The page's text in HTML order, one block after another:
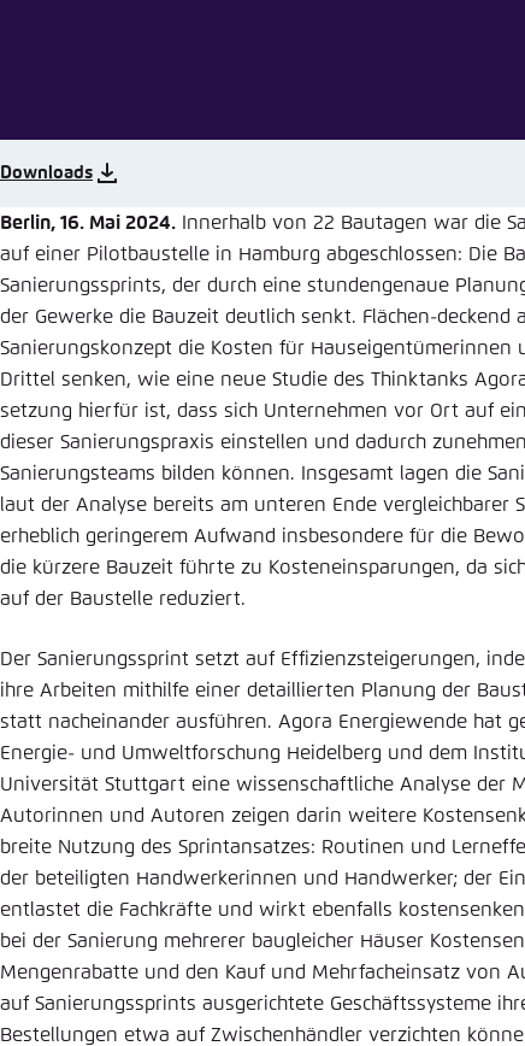
Downloads
Berlin, 16. Mai 2024. Innerhalb von 22 Bautagen war die
auf einer Pilotbaustelle in Hamburg abgeschlossen: Die
Sanierungssprints, der durch eine stundengenaue
der Gewerke die Bauzeit deutlich senkt. Flächen-deckend
Sanierungskonzept die Kosten für Hauseigentümerinnen
Drittel senken, wie eine neue Studie des Thinktanks
setzung hierfür ist, dass sich Unternehmen vor Ort auf
dieser Sanierungspraxis einstellen und dadurch
Sanierungsteams bilden können. Insgesamt lagen die
laut der Analyse bereits am unteren Ende vergleichbarer
erheblich geringerem Aufwand insbesondere für die
die kürzere Bauzeit führte zu Kosteneinsparungen, da
auf der Baustelle reduziert.
Der Sanierungssprint setzt auf Effizienzsteigerungen,
ihre Arbeiten mithilfe einer detaillierten Planung der
statt nacheinander ausführen. Agora Energiewende hat
Energie- und Umweltforschung Heidelberg und dem
Universität Stuttgart eine wissenschaftliche Analyse der
Autorinnen und Autoren zeigen darin weitere
breite Nutzung des Sprintansatzes: Routinen und
der beteiligten Handwerkerinnen und Handwerker; der
entlastet die Fachkräfte und wirkt ebenfalls
bei der Sanierung mehrerer baugleicher Häuser
Mengenrabatte und den Kauf und Mehrfacheinsatz von
auf Sanierungssprints ausgerichtete Geschäftssysteme
Bestellungen etwa auf Zwischenhändler verzichten